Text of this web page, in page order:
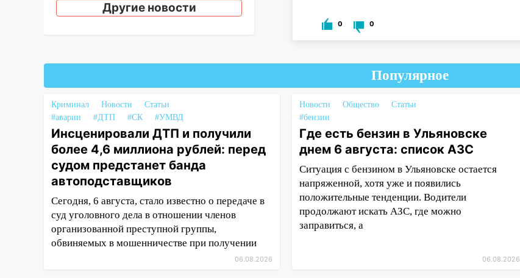
0 0
14:26 В Ульяновске ограничат
передумать увольняться, если
14:01
Инсценировали ДТП и
получили более 4,6 миллиона
рублей: перед судом
предстанет банда
автоподставщиков
13:36 В Инзе произошел
крупный пожар
13:00 В суде защитили
репутацию мужчины, которого
необоснованно обвиняли в
Другие новости
Популярное
Криминал Новости
Статьи
#аварии
#ДТП #СК #УМВД
Инсценировали ДТП и получили
более 4,6 миллиона рублей: перед
судом предстанет банда
автоподставщиков
Сегодня, 6 августа, стало известно о передаче в
суд уголовного дела в отношении членов
организованной преступной группы,
обвиняемых в мошенничестве при получении
06.08.2026
Новости Общество
Статьи
#бензин
Где есть бензин в Ульяновске
днем 6 августа: список АЗС
Ситуация с бензином в Ульяновске остается
напряженной, хотя уже и появились
положительные тенденции. Водители
продолжают искать АЗС, где можно
заправиться, а
06.08.2026